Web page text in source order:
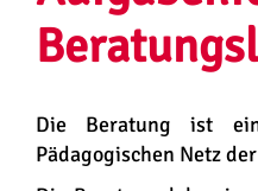
Die Beratung ist
Pädagogischen Netz